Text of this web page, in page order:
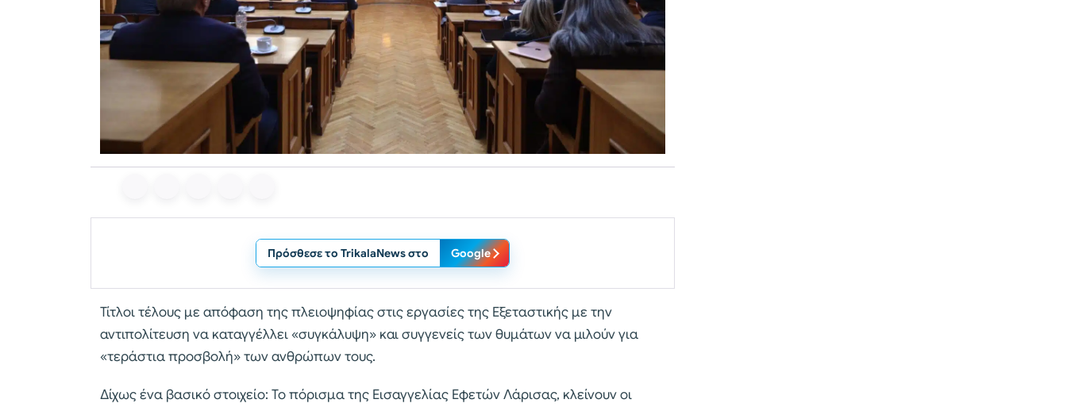
Πρόσθεσε το TrikalaNews στο Google
Τίτλοι τέλους με απόφαση της πλειοψηφίας στις εργασίες της Εξεταστικής με την
αντιπολίτευση να καταγγέλλει «συγκάλυψη» και συγγενείς των θυμάτων να μιλούν για
«τεράστια προσβολή» των ανθρώπων τους.
Δίχως ένα βασικό στοιχείο: Το πόρισμα της Εισαγγελίας Εφετών Λάρισας, κλείνουν οι